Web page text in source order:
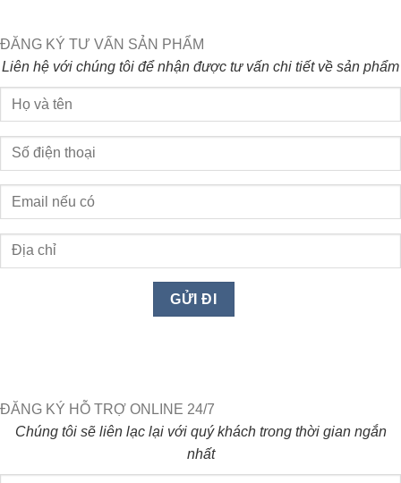
ĐĂNG KÝ TƯ VẤN SẢN PHẨM
Liên hệ với chúng tôi để nhận được tư vấn chi tiết về sản phẩm
ĐĂNG KÝ HỖ TRỢ ONLINE 24/7
Chúng tôi sẽ liên lạc lại với quý khách trong thời gian ngắn
nhất